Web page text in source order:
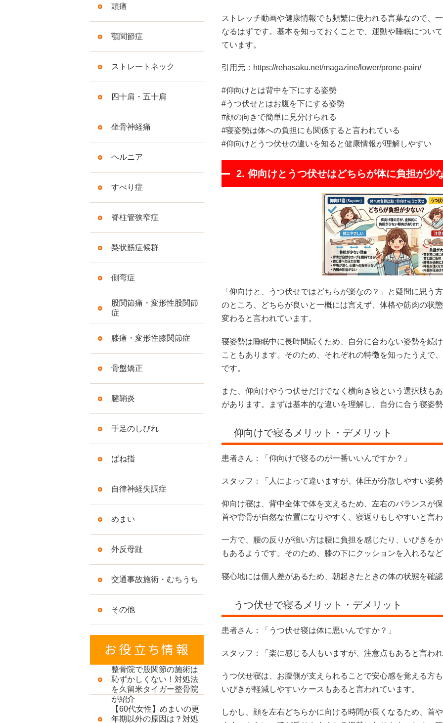
頭痛
顎関節症
ストレートネック
四十肩・五十肩
坐骨神経痛
ヘルニア
すべり症
脊柱管狭窄症
梨状筋症候群
側弯症
股関節痛・変形性股関節
症
膝痛・変形性膝関節症
骨盤矯正
腱鞘炎
手足のしびれ
ばね指
自律神経失調症
めまい
外反母趾
交通事故施術・むちうち
その他
整骨院で股関節の施術は
恥ずかしくない！対処法
を久留米タイガー整骨院
が紹介
【60代女性】めまいの更
年期以外の原因は？対処
ストレッチ動画や健康情報でも頻繁に使われる言葉なので、
なるはずです。基本を知っておくことで、運動や睡眠につい
ています。
引用元： https://rehasaku.net/magazine/lower/prone-pain/
#仰向けとは背中を下にする姿勢
#うつ伏せとはお腹を下にする姿勢
#顔の向きで簡単に見分けられる
#寝姿勢は体への負担にも関係すると言われている
#仰向けとうつ伏せの違いを知ると健康情報が理解しやすい
2. 仰向けとうつ伏せはどちらが体に負担が少
「仰向けと、うつ伏せではどちらが楽なの？」と疑問に思う
のところ、どちらが良いと一概には言えず、体格や筋肉の状
変わると言われています。
寝姿勢は睡眠中に長時間続くため、自分に合わない姿勢を続
こともあります。そのため、それぞれの特徴を知ったうえで
です。
また、仰向けやうつ伏せだけでなく横向き寝という選択肢も
があります。まずは基本的な違いを理解し、自分に合う寝姿
仰向けで寝るメリット・デメリット
患者さん：「仰向けで寝るのが一番いいんですか？」
スタッフ：「人によって違いますが、体圧が分散しやすい姿
仰向け寝は、背中全体で体を支えるため、左右のバランスが
首や背骨が自然な位置になりやすく、寝返りもしやすいと言
一方で、腰の反りが強い方は腰に負担を感じたり、いびきを
もあるようです。そのため、膝の下にクッションを入れるな
寝心地には個人差があるため、朝起きたときの体の状態を確
うつ伏せで寝るメリット・デメリット
患者さん：「うつ伏せ寝は体に悪いんですか？」
スタッフ：「楽に感じる人もいますが、注意点もあると言わ
うつ伏せ寝は、お腹側が支えられることで安心感を覚える方
いびきが軽減しやすいケースもあると言われています。
しかし、顔を左右どちらかに向ける時間が長くなるため、首